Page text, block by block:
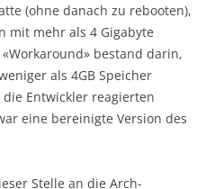
(ohne danach zu rebooten),
mit mehr als 4 Gigabyte
«Workaround» bestand darin,
als 4GB Speicher
Entwickler reagierten
eine bereinigte Version des
Stelle an die Arch-